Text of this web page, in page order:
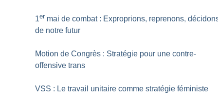
1er mai de combat : Exproprions, reprenons,
de notre futur
Motion de Congrès : Stratégie pour une contre-
offensive trans
VSS : Le travail unitaire comme stratégie féministe